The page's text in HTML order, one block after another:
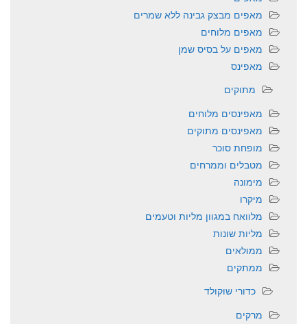
מאפים מבצק גבינה ללא שמרים
מאפים מלוחים
מאפים על בסיס שמן
מאפינס
מתוקים
מאפינסים מלוחים
מאפינסים מתוקים
מופחת סוכר
מטבלים וממרחים
מימונה
מיקרו
מלוואח במגוון מליות וטעמים
מליות שונות
ממולאים
ממתקים
כדורי שוקולד
מרקים